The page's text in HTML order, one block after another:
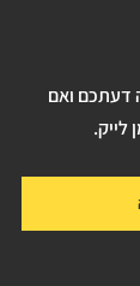
דעתכם ואם
לייק.